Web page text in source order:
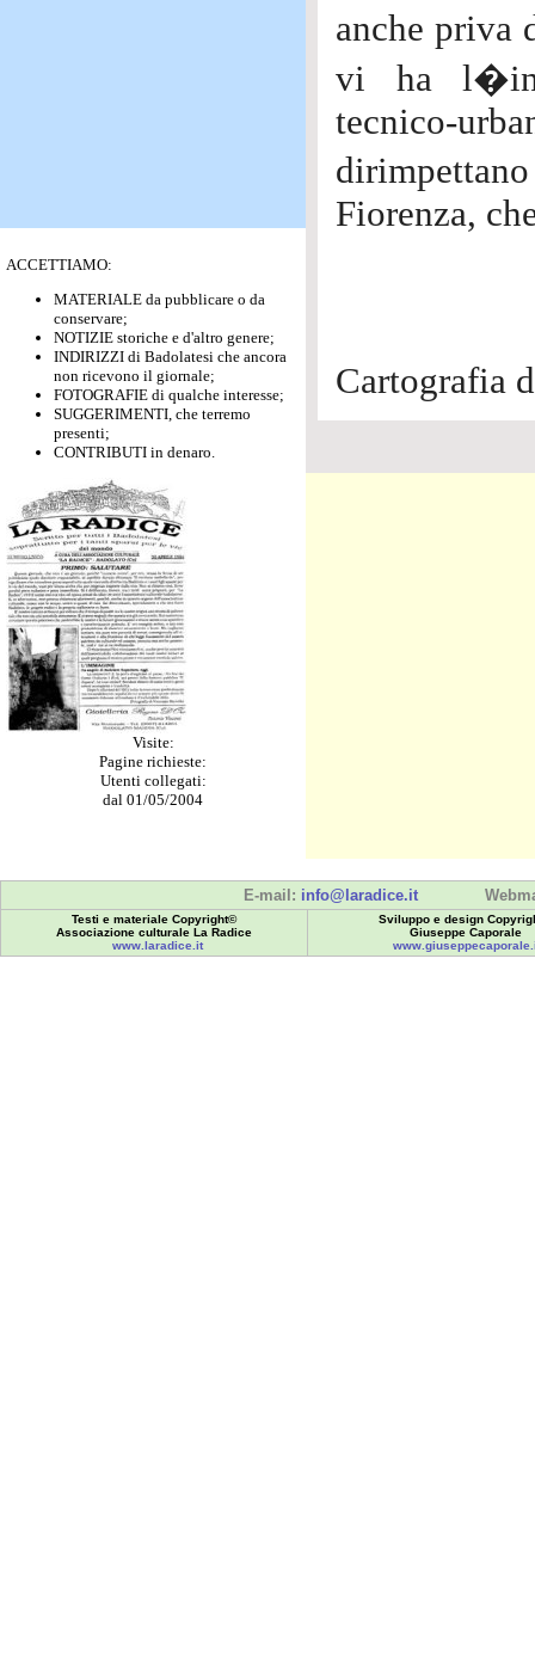
ACCETTIAMO:
MATERIALE da pubblicare o da
conservare;
NOTIZIE storiche e d'altro genere;
INDIRIZZI di Badolatesi che ancora
non ricevono il giornale;
FOTOGRAFIE di qualche interesse;
SUGGERIMENTI, che terremo
presenti;
CONTRIBUTI in denaro.
Visite:
Pagine richieste:
Utenti collegati:
dal 01/05/2004
anche priva
vi ha
tecnico-
Fiorenza,
Cartografia
E-mail: info@laradice.it
Testi e materiale Copyright©
Associazione culturale La Radice
www.laradice.it
Sviluppo e design
Giuseppe Caporale